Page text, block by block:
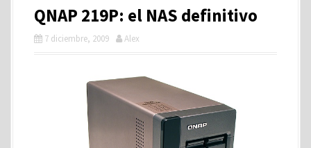
QNAP 219P: el NAS definitivo
7 diciembre, 2009 Alex